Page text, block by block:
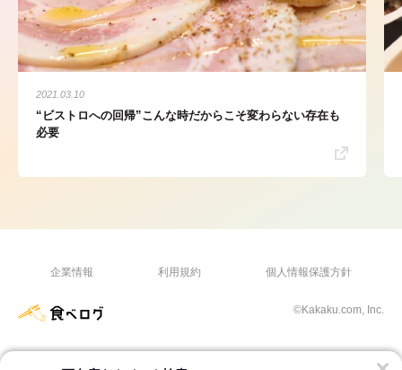
2021.03.10
“ビストロへの回帰”こんな時だからこそ変わらない存在も
必要
企業情報 利用規約 個人情報保護方針
©Kakaku.com, Inc.